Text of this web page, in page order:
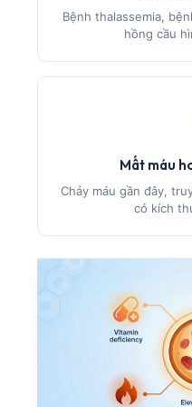
Bệnh thalassemia,
hồng cầu
Mất máu
Chảy máu gần đây,
có kích